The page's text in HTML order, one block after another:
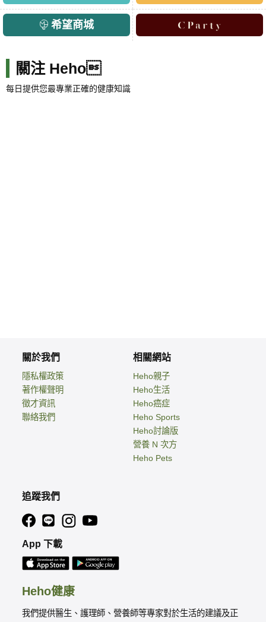
希望商城
關注 Heho
每日提供您最專業正確的健康知識
Heho健康
我們提供醫生、護理師、營養師等專家對於生活的建議及正
關於我們
隱私權政策
著作權聲明
徵才資訊
聯絡我們
相關網站
Heho親子
Heho生活
Heho癌症
Heho Sports
Heho討論版
營養 N 次方
Heho Pets
追蹤我們
App 下載